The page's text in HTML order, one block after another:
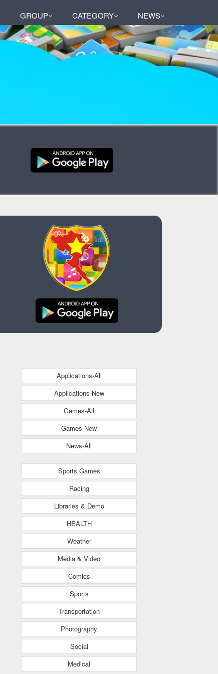
GROUP CATEGORY NEWS
Applications-All
Applications-New
Games-All
Games-New
News-All
Sports Games
Racing
Libraries & Demo
HEALTH
Weather
Media & Video
Comics
Sports
Transportation
Photography
Social
Medical